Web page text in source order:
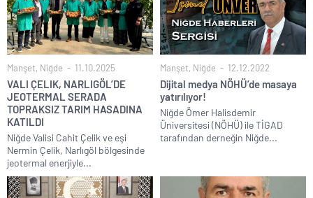
Manşet, Niğde 11.10.2025
VALI ÇELIK, NARLIGÖL’DE
JEOTERMAL SERADA
TOPRAKSIZ TARIM HASADINA
KATILDI
Niğde Valisi Cahit Çelik ve eşi
Nermin Çelik, Narlıgöl bölgesinde
jeotermal enerjiyle...
Manşet, Niğde 12.12.2022
Dijital medya NÖHÜ’de masaya
yatırılıyor!
Niğde Ömer Halisdemir
Üniversitesi (NÖHÜ) ile TİGAD
tarafından derneğin Niğde...